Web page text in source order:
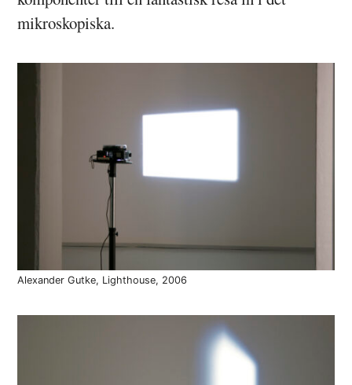
mikroskopiska.
Alexander Gutke, Lighthouse, 2006